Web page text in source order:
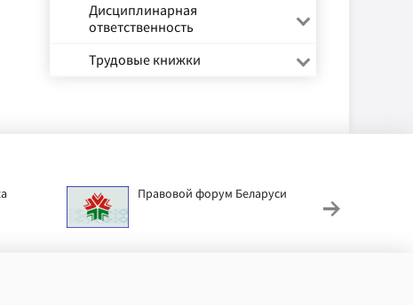
Дисциплинарная
ответственность
Трудовые книжки
Правовой форум Беларуси